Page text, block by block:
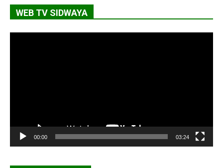
WEB TV SIDWAYA
00:00 03:24